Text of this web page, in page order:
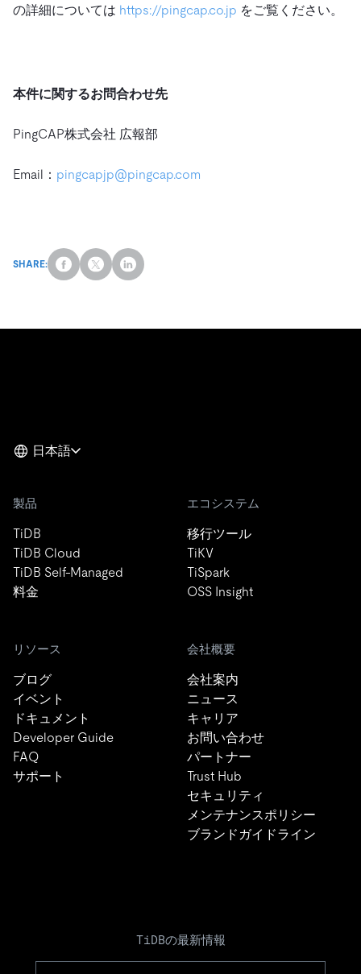
の詳細については https://pingcap.co.jp をご覧ください。
本件に関するお問合わせ先
PingCAP株式会社 広報部
Email： pingcapjp@pingcap.com
SHARE:
日本語
製品
TiDB
TiDB Cloud
TiDB Self-Managed
料金
エコシステム
移行ツール
TiKV
TiSpark
OSS Insight
リソース
ブログ
イベント
ドキュメント
Developer Guide
FAQ
サポート
会社概要
会社案内
ニュース
キャリア
お問い合わせ
パートナー
Trust Hub
セキュリティ
メンテナンスポリシー
ブランドガイドライン
TiDBの最新情報